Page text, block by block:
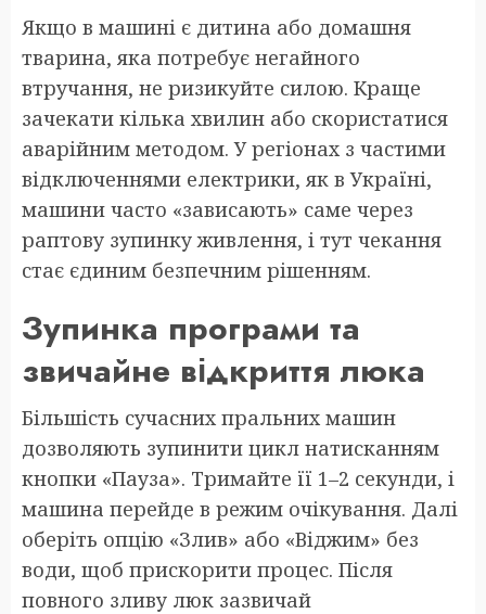
Якщо в машині є дитина або домашня
тварина, яка потребує негайного
втручання, не ризикуйте силою. Краще
зачекати кілька хвилин або скористатися
аварійним методом. У регіонах з частими
відключеннями електрики, як в Україні,
машини часто «зависають» саме через
раптову зупинку живлення, і тут чекання
стає єдиним безпечним рішенням.
Зупинка програми та
звичайне відкриття люка
Більшість сучасних пральних машин
дозволяють зупинити цикл натисканням
кнопки «Пауза». Тримайте її 1–2 секунди, і
машина перейде в режим очікування. Далі
оберіть опцію «Злив» або «Віджим» без
води, щоб прискорити процес. Після
повного зливу люк зазвичай